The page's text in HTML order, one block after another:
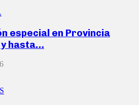
especial en Provincia
y hasta…